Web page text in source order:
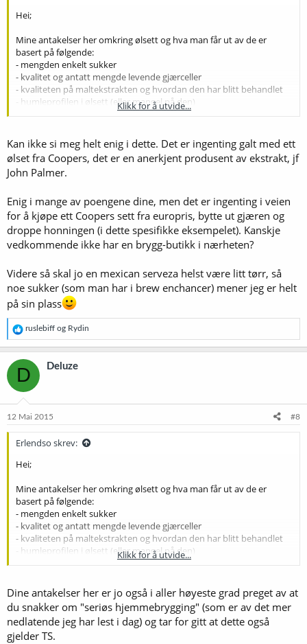
Hei;
Mine antakelser her omkring ølsett og hva man får ut av de er
basert på følgende:
- mengden enkelt sukker
- kvalitet og antatt mengde levende gjærceller
- kvaliteten på maltekstrakten og hvordan den har blitt behandlet
- humleprofilen i ølsett (eller mangel på den)
- og ikke minst fremgangsmåten.
Med denne informasjonen tilgjengelig ville jeg aldri anbefalt noen å
handle slike ølsett på Europris. Særlig ikke når det finnes bedre og
billigere råvarer tilgjengelig på en av de mange bryggebutikkene vi
nå har over store deler av landet. Her på forumet finnes det en
Jeg mener slike ølsett er en lite gunstig inngangsport til denne
hobbyen. Instruksene som følger med ølsett har lite med seriøs
hjemmebrygging å gjøre.
Why not make the very best beer possible?
Klikk for å utvide...
Kan ikke si meg helt enig i dette. Det er ingenting galt med ett
ølset fra Coopers, det er en anerkjent produsent av ekstrakt, jf
John Palmer.
Enig i mange av poengene dine, men det er ingenting i veien
for å kjøpe ett Coopers sett fra europris, bytte ut gjæren og
droppe honningen (i dette spesifikke eksempelet). Kanskje
vedkommende ikke har en brygg-butikk i nærheten?
Videre så skal jo en mexican serveza helst være litt tørr, så
noe sukker (som man har i brew enchancer) mener jeg er helt
på sin plass
R
e
a
k
s
j
o
e
ruslebiff og Rydin
D Deluze
12 Mai 2015 #8
Erlendso skrev:
Hei;
Mine antakelser her omkring ølsett og hva man får ut av de er
basert på følgende:
- mengden enkelt sukker
- kvalitet og antatt mengde levende gjærceller
- kvaliteten på maltekstrakten og hvordan den har blitt behandlet
- humleprofilen i ølsett (eller mangel på den)
- og ikke minst fremgangsmåten.
Med denne informasjonen tilgjengelig ville jeg aldri anbefalt noen å
handle slike ølsett på Europris. Særlig ikke når det finnes bedre og
billigere råvarer tilgjengelig på en av de mange bryggebutikkene vi
nå har over store deler av landet. Her på forumet finnes det en
overflod av informasjon vedr. optimal ekstraktbrygging.
Klikk for å utvide...
Dine antakelser her er jo også i aller høyeste grad preget av at
du snakker om "seriøs hjemmebrygging" (som er av det mer
nedlatende jeg har lest i dag) og tar for gitt at dette også
gjelder TS.